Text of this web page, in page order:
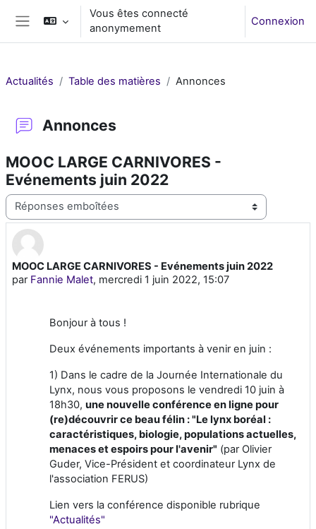
Passer au contenu principal
Panneau latéral
Vous êtes connecté
anonymement
Connexion
Actualités Table des matières Annonces
Annonces
MOOC LARGE CARNIVORES -
Evénements juin 2022
Type d’affichage
MOOC LARGE CARNIVORES - Evénements juin 2022
par Fannie Malet, mercredi 1 juin 2022, 15:07
Nombre de réponses : 0
Bonjour à tous !
Deux événements importants à venir en juin :
1) Dans le cadre de la Journée Internationale du
Lynx, nous vous proposons le vendredi 10 juin à
18h30, une nouvelle conférence en ligne pour
(re)découvrir ce beau félin : "Le lynx boréal :
caractéristiques, biologie, populations actuelles,
menaces et espoirs pour l'avenir" (par Olivier
Guder, Vice-Président et coordinateur Lynx de
l'association FERUS)
Lien vers la conférence disponible rubrique
"Actualités"